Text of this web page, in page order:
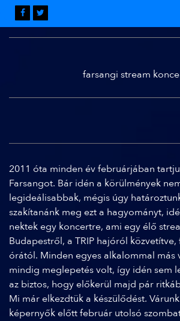
farsangi stream
2011 óta minden év februárjában
Farsangot. Bár idén a körülmények
legideálisabbak, mégis úgy
szakítanánk meg ezt a hagyományt,
nektek egy koncertre, ami egy élő
Budapestről, a TRIP hajóról
órától. Minden egyes alkalommal más
mindig meglepetés volt, így idén sem
az biztos, hogy előkerül majd pár
Mi már elkezdtük a készülődést.
képernyők előtt február utolsó